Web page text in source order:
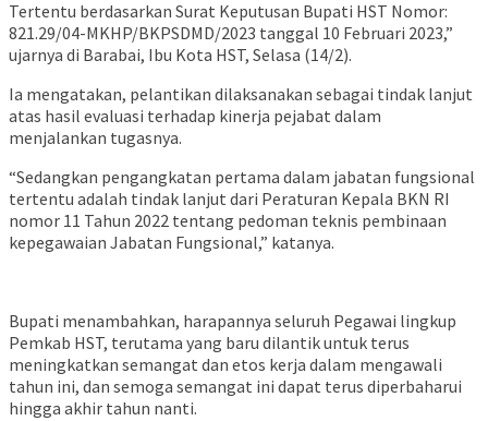
Tertentu berdasarkan Surat Keputusan Bupati HST Nomor:
821.29/04-MKHP/BKPSDMD/2023 tanggal 10 Februari 2023,”
ujarnya di Barabai, Ibu Kota HST, Selasa (14/2).
Ia mengatakan, pelantikan dilaksanakan sebagai tindak lanjut
atas hasil evaluasi terhadap kinerja pejabat dalam
menjalankan tugasnya.
“Sedangkan pengangkatan pertama dalam jabatan fungsional
tertentu adalah tindak lanjut dari Peraturan Kepala BKN RI
nomor 11 Tahun 2022 tentang pedoman teknis pembinaan
kepegawaian Jabatan Fungsional,” katanya.
Bupati menambahkan, harapannya seluruh Pegawai lingkup
Pemkab HST, terutama yang baru dilantik untuk terus
meningkatkan semangat dan etos kerja dalam mengawali
tahun ini, dan semoga semangat ini dapat terus diperbaharui
hingga akhir tahun nanti.